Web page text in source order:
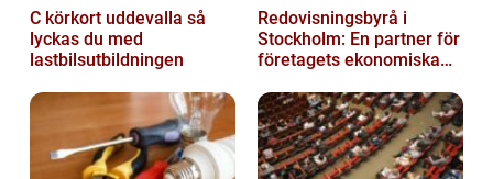
C körkort uddevalla så
lyckas du med
lastbilsutbildningen
Redovisningsbyrå i
Stockholm: En partner för
företagets ekonomiska